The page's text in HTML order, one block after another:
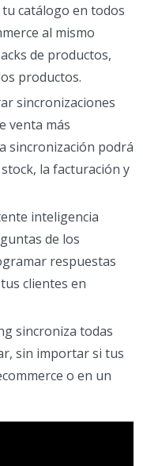
catálogo en todos
al mismo
de productos,
productos.
sincronizaciones
venta más
sincronización podrá
la facturación y
inteligencia
de los
respuestas
clientes en
sincroniza todas
sin importar si tus
o en un